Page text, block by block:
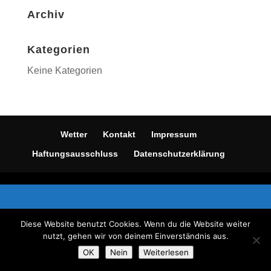
Archiv
Kategorien
Keine Kategorien
Wetter Kontakt
Impressum
Haftungsausschluss
Datenschutzerklärung
Diese Website benutzt Cookies. Wenn du die Website weiter
nutzt, gehen wir von deinem Einverständnis aus.
OK
Nein Weiterlesen